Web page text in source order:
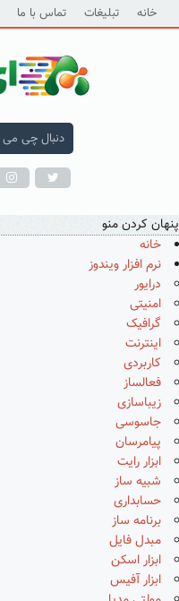
خانه تبلیغات تماس با ما
پنهان کردن منو
خانه
نرم افزار ویندوز
درایور
امنیتی
گرافیک
اینترنت
کاربردی
فعالساز
زیباسازی
جاسوسی
پیامرسان
ابزار رایت
شبیه ساز
حسابداری
برنامه ساز
مبدل فایل
ابزار اسکن
ابزار آفیس